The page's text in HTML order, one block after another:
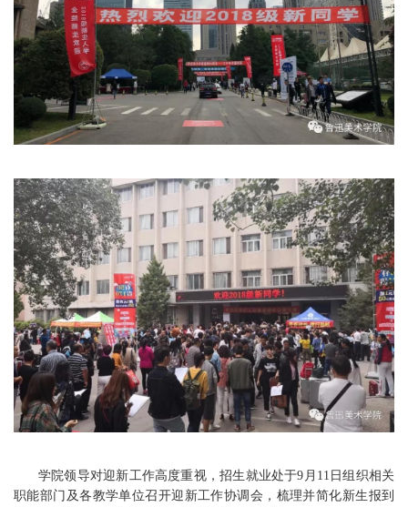
学院领导对迎新工作高度重视，招生就业处于9月11日组织相关
职能部门及各教学单位召开迎新工作协调会，梳理并简化新生报到